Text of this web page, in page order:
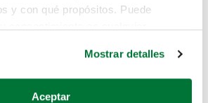
y con qué propósitos. Puede
quisiéramos:
Mostrar detalles
Aceptar
el coche que estás
de estos enlaces:
mano